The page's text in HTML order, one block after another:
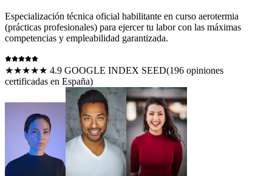
Especialización técnica oficial habilitante en curso aerotermia
(prácticas profesionales) para ejercer tu labor con las máximas
competencias y empleabilidad garantizada.
★★★★★ 4.9 GOOGLE INDEX SEED(196 opiniones
certificadas en España)